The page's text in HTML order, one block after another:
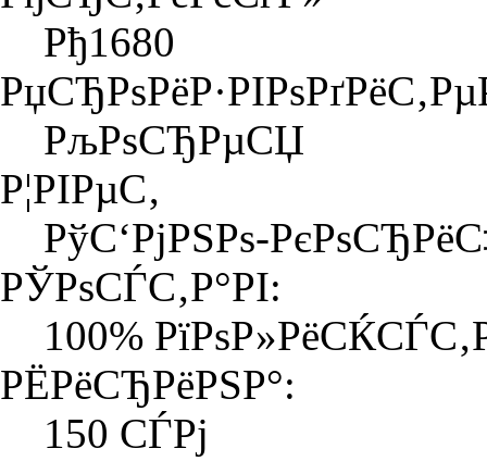
Рђ1680
РљРѕСЂРµСЏ
Р¦РІРµС‚
РўС‘РјРЅРѕ-
РЎРѕСЃС‚Р°РІ:
100%
РЁРёСЂРёРЅР°:
150 СЃРј